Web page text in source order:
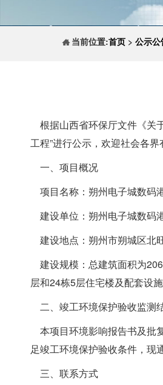
当前位置:首页 > 公示公
根据山西省环保厅文件《关
工程”进行公示，欢迎社会各
一、项目概况
项目名称：朔州电子城数码
建设单位：朔州电子城数码
建设地点：朔州市朔城区北
建设规模：总建筑面积为
层和24栋5层住宅楼及配套设
二、竣工环境保护验收监测
本项目环境影响报告书及批
足竣工环境保护验收条件，现
三、联系方式